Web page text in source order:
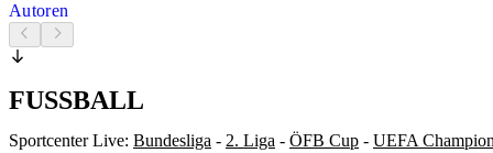
Autoren
FUSSBALL
Sportcenter Live: Bundesliga - 2. Liga - ÖFB Cup - UEFA